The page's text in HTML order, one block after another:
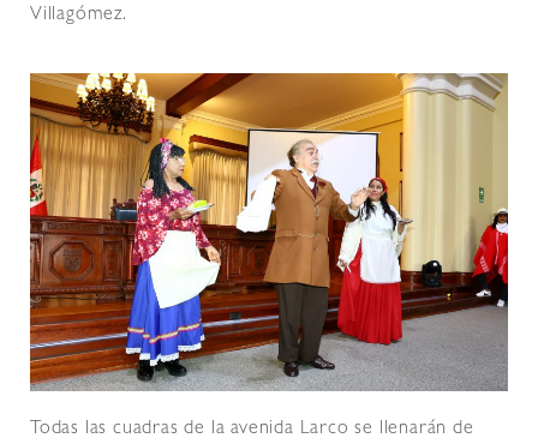
Villagómez.
Todas las cuadras de la avenida Larco se llenarán de